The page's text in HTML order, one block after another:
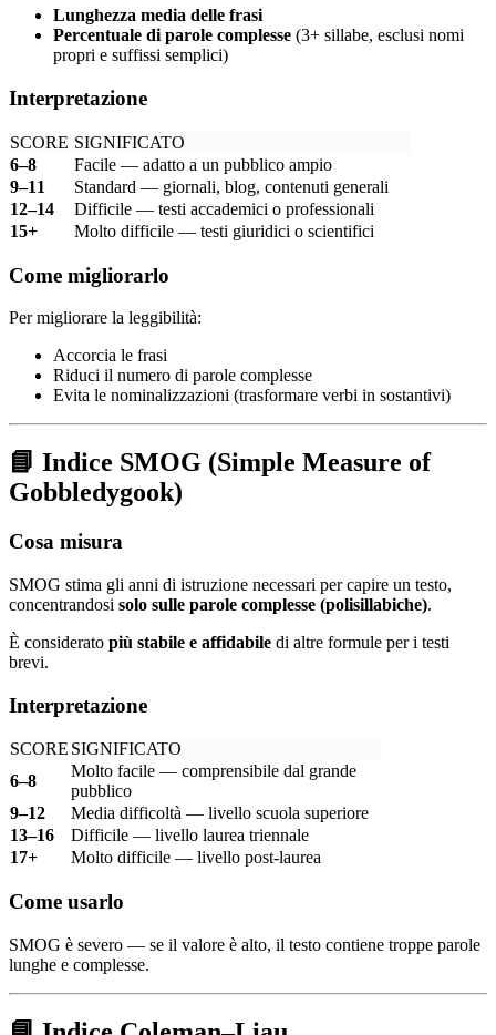
Lunghezza media delle frasi
Percentuale di parole complesse (3+ sillabe, esclusi nomi
propri e suffissi semplici)
Interpretazione
SCORE SIGNIFICATO
6–8
Facile — adatto a un pubblico ampio
9–11
Standard — giornali, blog, contenuti generali
12–14
Difficile — testi accademici o professionali
15+
Molto difficile — testi giuridici o scientifici
Come migliorarlo
Per migliorare la leggibilità:
Accorcia le frasi
Riduci il numero di parole complesse
Evita le nominalizzazioni (trasformare verbi in sostantivi)
📘 Indice SMOG (Simple Measure of
Gobbledygook)
Cosa misura
SMOG stima gli anni di istruzione necessari per capire un testo,
concentrandosi solo sulle parole complesse (polisillabiche).
È considerato più stabile e affidabile di altre formule per i testi
brevi.
Interpretazione
SCORE SIGNIFICATO
6–8
Molto facile — comprensibile dal grande
pubblico
9–12
Media difficoltà — livello scuola superiore
13–16
Difficile — livello laurea triennale
17+
Molto difficile — livello post-laurea
Come usarlo
SMOG è severo — se il valore è alto, il testo contiene troppe parole
lunghe e complesse.